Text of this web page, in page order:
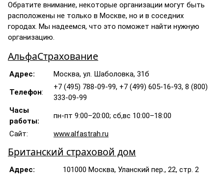
Обратите внимание, некоторые организации могут быть
расположены не только в Москве, но и в соседних
городах. Мы надеемся, что это поможет найти нужную
организацию.
АльфаСтрахование
Адрес: Москва, ул. Шаболовка, 31б
Телефон:
+7 (495) 788-09-99, +7 (499) 605-16-93, 8 (800)
333-09-99
Часы
работы:
пн-пт 9:00–20:00; сб,вс 10:00–18:00
Сайт: www.alfastrah.ru
Британский страховой дом
Адрес:
101000 Москва, Уланский пер., 22, стр. 2